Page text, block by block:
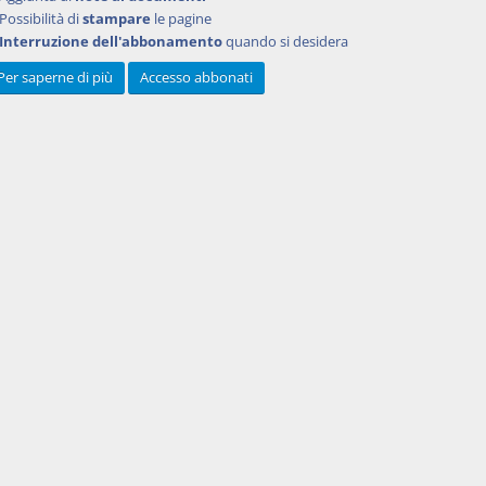
Possibilità distampare le pagine
Interruzione dell'abbonamentoquando si desidera
saperne di più
Accesso abbonati